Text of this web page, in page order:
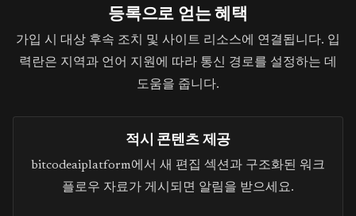
s
+
등록으로 얻는 혜택
가입 시 대상 후속 조치 및 사이트 리소스에 연결됩니다. 입
력란은 지역과 언어 지원에 따라 통신 경로를 설정하는 데
도움을 줍니다.
적시 콘텐츠 제공
bitcodeaiplatform에서 새 편집 섹션과 구조화된 워크
플로우 자료가 게시되면 알림을 받으세요.